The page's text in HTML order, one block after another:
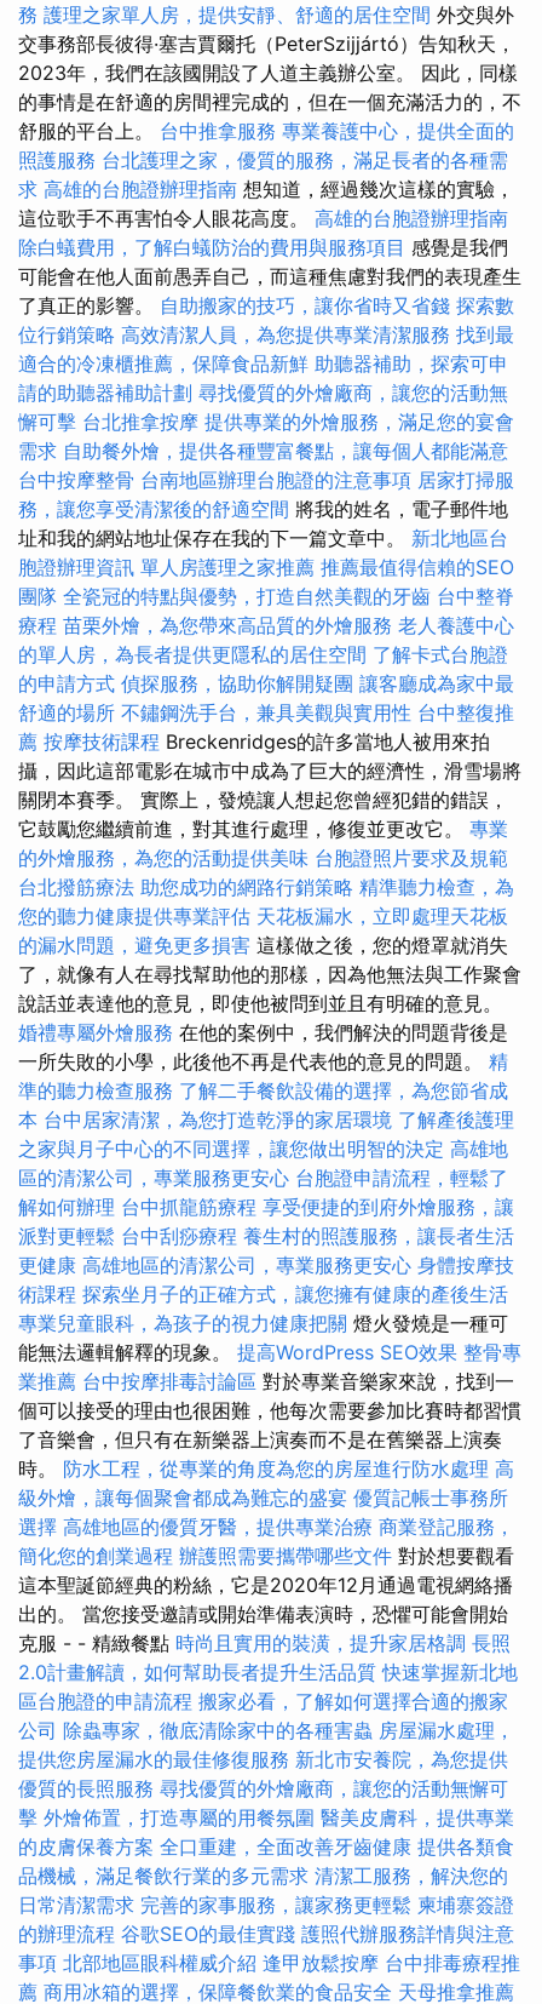
務 護理之家單人房，提供安靜、舒適的居住空間 外交與外
交事務部長彼得·塞吉賈爾托（PeterSzijjártó）告知秋天，
2023年，我們在該國開設了人道主義辦公室。 因此，同樣
的事情是在舒適的房間裡完成的，但在一個充滿活力的，不
舒服的平台上。 台中推拿服務 專業養護中心，提供全面的
照護服務 台北護理之家，優質的服務，滿足長者的各種需
求 高雄的台胞證辦理指南 想知道，經過幾次這樣的實驗，
這位歌手不再害怕令人眼花高度。 高雄的台胞證辦理指南
除白蟻費用，了解白蟻防治的費用與服務項目 感覺是我們
可能會在他人面前愚弄自己，而這種焦慮對我們的表現產生
了真正的影響。 自助搬家的技巧，讓你省時又省錢 探索數
位行銷策略 高效清潔人員，為您提供專業清潔服務 找到最
適合的冷凍櫃推薦，保障食品新鮮 助聽器補助，探索可申
請的助聽器補助計劃 尋找優質的外燴廠商，讓您的活動無
懈可擊 台北推拿按摩 提供專業的外燴服務，滿足您的宴會
需求 自助餐外燴，提供各種豐富餐點，讓每個人都能滿意
台中按摩整骨 台南地區辦理台胞證的注意事項 居家打掃服
務，讓您享受清潔後的舒適空間 將我的姓名，電子郵件地
址和我的網站地址保存在我的下一篇文章中。 新北地區台
胞證辦理資訊 單人房護理之家推薦 推薦最值得信賴的SEO
團隊 全瓷冠的特點與優勢，打造自然美觀的牙齒 台中整脊
療程 苗栗外燴，為您帶來高品質的外燴服務 老人養護中心
的單人房，為長者提供更隱私的居住空間 了解卡式台胞證
的申請方式 偵探服務，協助你解開疑團 讓客廳成為家中最
舒適的場所 不鏽鋼洗手台，兼具美觀與實用性 台中整復推
薦 按摩技術課程 Breckenridges的許多當地人被用來拍
攝，因此這部電影在城市中成為了巨大的經濟性，滑雪場將
關閉本賽季。 實際上，發燒讓人想起您曾經犯錯的錯誤，
它鼓勵您繼續前進，對其進行處理，修復並更改它。 專業
的外燴服務，為您的活動提供美味 台胞證照片要求及規範
台北撥筋療法 助您成功的網路行銷策略 精準聽力檢查，為
您的聽力健康提供專業評估 天花板漏水，立即處理天花板
的漏水問題，避免更多損害 這樣做之後，您的燈罩就消失
了，就像有人在尋找幫助他的那樣，因為他無法與工作聚會
說話並表達他的意見，即使他被問到並且有明確的意見。
婚禮專屬外燴服務 在他的案例中，我們解決的問題背後是
一所失敗的小學，此後他不再是代表他的意見的問題。 精
準的聽力檢查服務 了解二手餐飲設備的選擇，為您節省成
本 台中居家清潔，為您打造乾淨的家居環境 了解產後護理
之家與月子中心的不同選擇，讓您做出明智的決定 高雄地
區的清潔公司，專業服務更安心 台胞證申請流程，輕鬆了
解如何辦理 台中抓龍筋療程 享受便捷的到府外燴服務，讓
派對更輕鬆 台中刮痧療程 養生村的照護服務，讓長者生活
更健康 高雄地區的清潔公司，專業服務更安心 身體按摩技
術課程 探索坐月子的正確方式，讓您擁有健康的產後生活
專業兒童眼科，為孩子的視力健康把關 燈火發燒是一種可
能無法邏輯解釋的現象。 提高WordPress SEO效果 整骨專
業推薦 台中按摩排毒討論區 對於專業音樂家來說，找到一
個可以接受的理由也很困難，他每次需要參加比賽時都習慣
了音樂會，但只有在新樂器上演奏而不是在舊樂器上演奏
時。 防水工程，從專業的角度為您的房屋進行防水處理 高
級外燴，讓每個聚會都成為難忘的盛宴 優質記帳士事務所
選擇 高雄地區的優質牙醫，提供專業治療 商業登記服務，
簡化您的創業過程 辦護照需要攜帶哪些文件 對於想要觀看
這本聖誕節經典的粉絲，它是2020年12月通過電視網絡播
出的。 當您接受邀請或開始準備表演時，恐懼可能會開始
克服 - - 精緻餐點 時尚且實用的裝潢，提升家居格調 長照
2.0計畫解讀，如何幫助長者提升生活品質 快速掌握新北地
區台胞證的申請流程 搬家必看，了解如何選擇合適的搬家
公司 除蟲專家，徹底清除家中的各種害蟲 房屋漏水處理，
提供您房屋漏水的最佳修復服務 新北市安養院，為您提供
優質的長照服務 尋找優質的外燴廠商，讓您的活動無懈可
擊 外燴佈置，打造專屬的用餐氛圍 醫美皮膚科，提供專業
的皮膚保養方案 全口重建，全面改善牙齒健康 提供各類食
品機械，滿足餐飲行業的多元需求 清潔工服務，解決您的
日常清潔需求 完善的家事服務，讓家務更輕鬆 柬埔寨簽證
的辦理流程 谷歌SEO的最佳實踐 護照代辦服務詳情與注意
事項 北部地區眼科權威介紹 逢甲放鬆按摩 台中排毒療程推
薦 商用冰箱的選擇，保障餐飲業的食品安全 天母推拿推薦